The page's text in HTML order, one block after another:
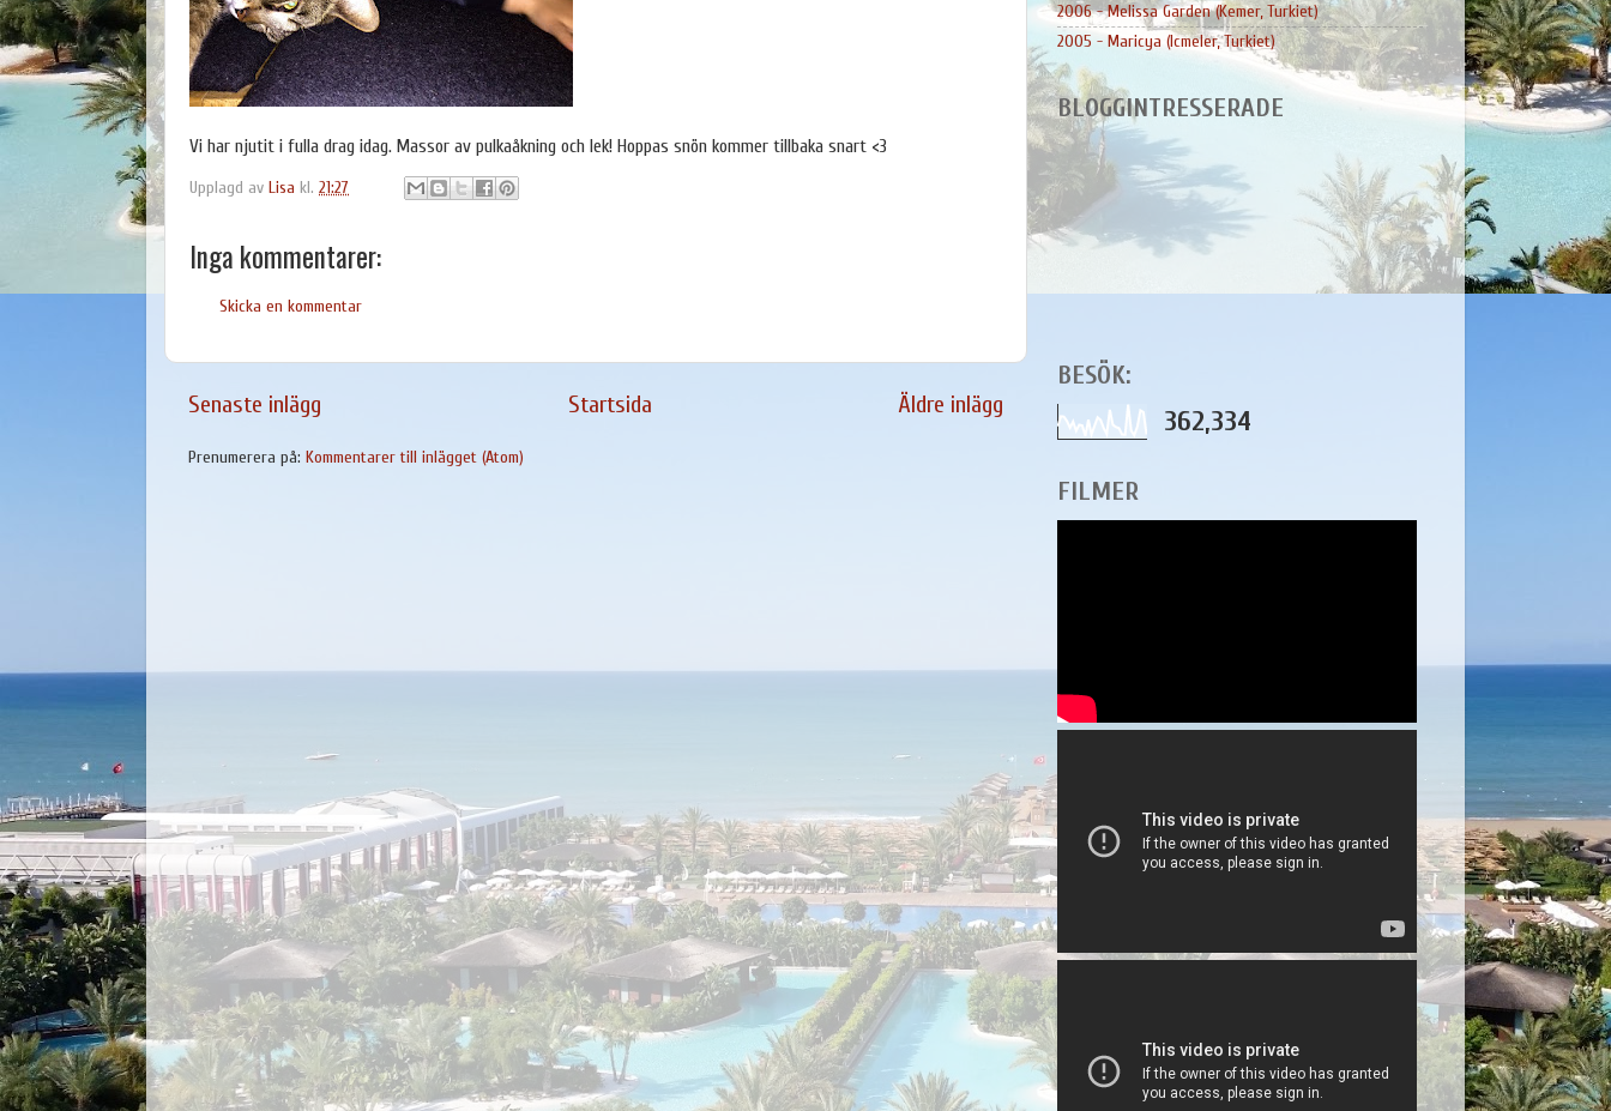
Vi har njutit i fulla drag idag. Massor av pulkaåkning och lek! Hoppas snön kommer tillbaka snart <3
Upplagd av Lisa kl. 21:27
Inga kommentarer:
Skicka en kommentar
Senaste inlägg Äldre inlägg
Startsida
Prenumerera på: Kommentarer till inlägget (Atom)
2006 - Melissa Garden (Kemer, Turkiet)
2005 - Maricya (Icmeler, Turkiet)
BLOGGINTRESSERADE
BESÖK:
362,334
FILMER